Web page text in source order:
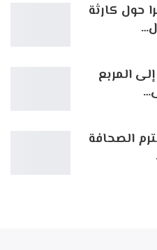
حول كارثة
المربع
الصحافة